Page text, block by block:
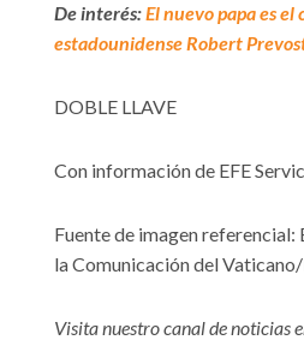
De interés:El nuevo papa es el
estadounidense Robert
DOBLE LLAVE
Con información de EFE
Fuente de imagen
la Comunicación del
Visita nuestro canal de noticias